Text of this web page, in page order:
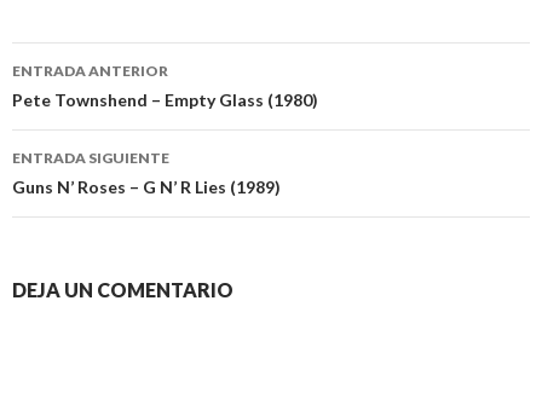
Navegación
de
entradas
ENTRADA ANTERIOR
Pete Townshend – Empty Glass (1980)
ENTRADA SIGUIENTE
Guns N’ Roses – G N’ R Lies (1989)
DEJA UN COMENTARIO